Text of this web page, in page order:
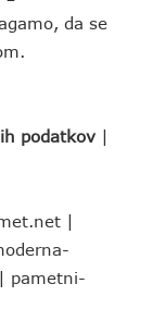
da se
podatkov |
|
| pametni-